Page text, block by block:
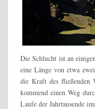
Die Schlucht ist an
eine Länge von etwa
die Kraft des fließenden
kommend einen Weg
Laufe der Jahrtausende